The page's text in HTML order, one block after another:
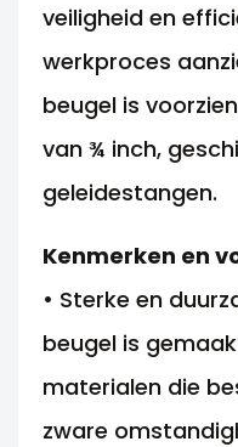
veiligheid en
werkproces
beugel is
van ¾ inch,
geleidestangen.
Kenmerken en
• Sterke en
beugel is
materialen die
zware